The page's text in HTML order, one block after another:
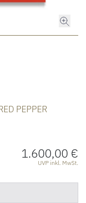
PEPPER
1.600,00 €
UVP inkl. MwSt.